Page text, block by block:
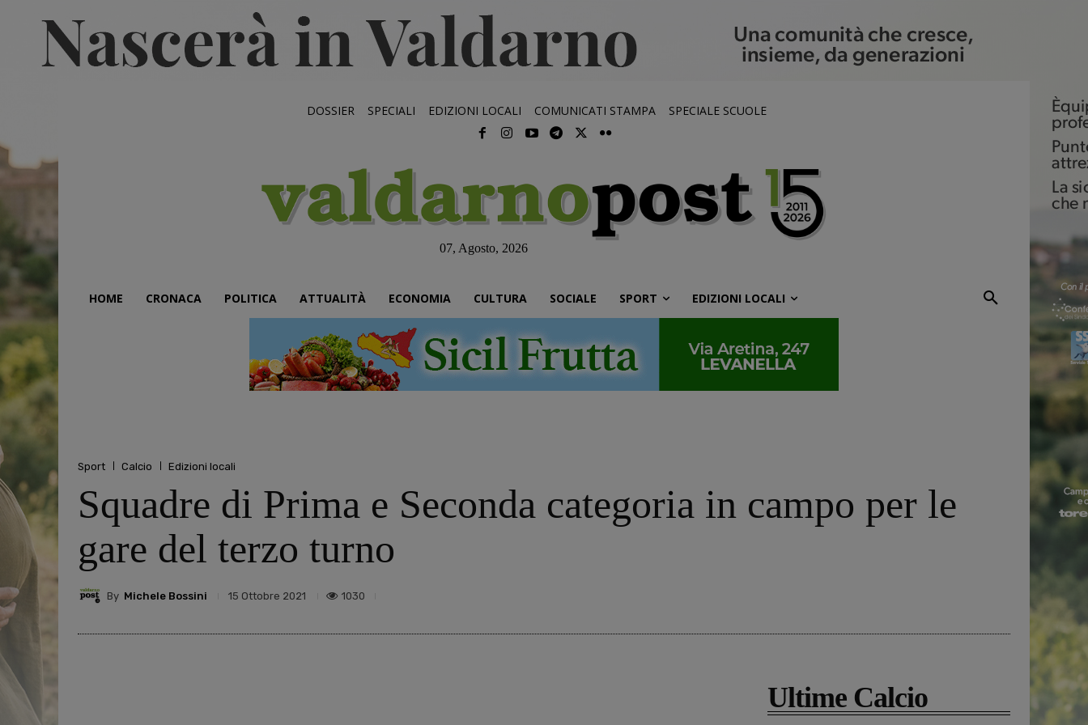
DOSSIER SPECIALI EDIZIONI LOCALI COMUNICATI STAMPA SPECIALE SCUOLE
07, Agosto, 2026
HOME CRONACA POLITICA ATTUALITÀ ECONOMIA CULTURA SOCIALE SPORT EDIZIONI LOCALI
Sport Calcio Edizioni locali
Squadre di Prima e Seconda categoria in campo per le
gare del terzo turno
By Michele Bossini 15 Ottobre 2021 1030
Ultime Calcio